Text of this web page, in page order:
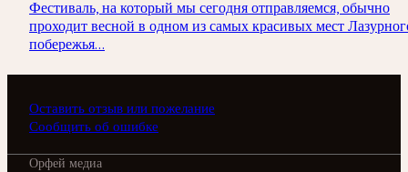
Фестиваль, на который мы сегодня отправляемся, обычно
проходит весной в одном из самых красивых мест
побережья...
Оставить отзыв или пожелание
Сообщить об ошибке
Орфей медиа